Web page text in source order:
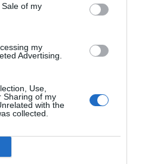
of my
my
Advertising.
Use,
Sharing of my
with the
collected.
الصحيحة للأشخاص الذين يرغبون
لا ينبغي أن ننسى أن Google لا